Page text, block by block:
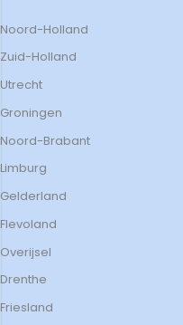
Noord-Holland
Zuid-Holland
Utrecht
Groningen
Noord-Brabant
Limburg
Gelderland
Flevoland
Overijsel
Drenthe
Friesland